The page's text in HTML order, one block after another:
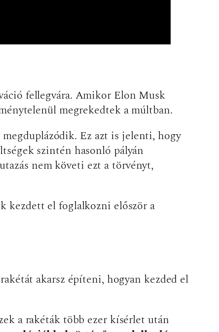
fellegvára. Amikor Elon Musk
megrekedtek a múltban.
Ez azt is jelenti, hogy
szintén hasonló pályán
nem követi ezt a törvényt,
kezdett el foglalkozni először a
akarsz építeni, hogyan kezded el
a rakéták több ezer kísérlet után